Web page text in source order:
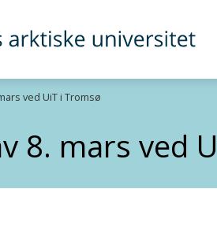
ved UiT i Tromsø
8. mars ved